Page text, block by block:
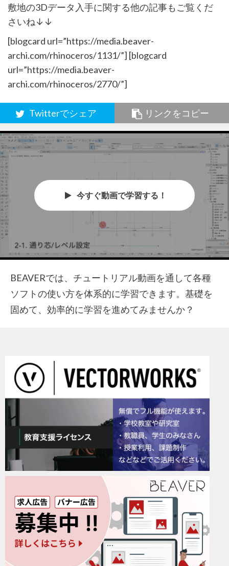
敷地の3Dデータ入手に関する他の記事もご覧くだ
さいね↓↓
[blogcard url=”https://media.beaver-
archi.com/rhinoceros/1131/”] [blogcard
url=”https://media.beaver-
archi.com/rhinoceros/2770/”]
Twitterでシェア リンクをコピー
今すぐ動画で学習する！
BEAVERでは、チュートリアル動画を通して各種
ソフトの使い方を体系的に学習できます。基礎を
固めて、効率的に学習を進めてみませんか？